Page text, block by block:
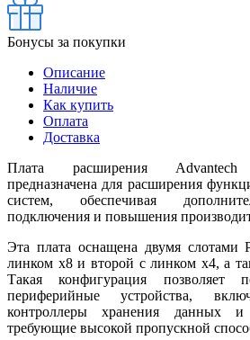
Бонусы за покупки
Описание
Наличие
Как купить
Оплата
Доставка
Плата расширения Advantech
предназначена для расширения
систем, обеспечивая
подключения и повышения
Эта плата оснащена двумя слотами
линком x8 и второй с линком x4, а
Такая конфигурация позволяет
периферийные устройства,
контроллеры хранения данных и
требующие высокой пропускной